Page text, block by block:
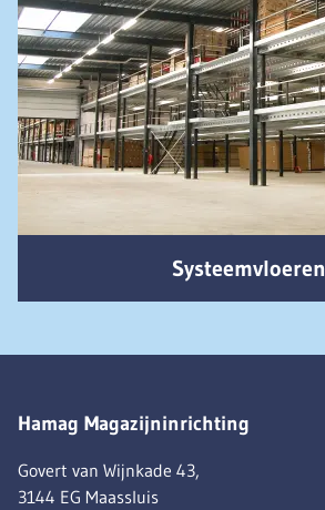
Systeemvloeren
Hamag Magazijninrichting
Govert van Wijnkade 43,
3144 EG Maassluis